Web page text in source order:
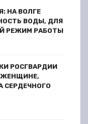
НА ВОЛГЕ
ВОДЫ, ДЛЯ
РЕЖИМ РАБОТЫ
РОСГВАРДИИ
СЕРДЕЧНОГО